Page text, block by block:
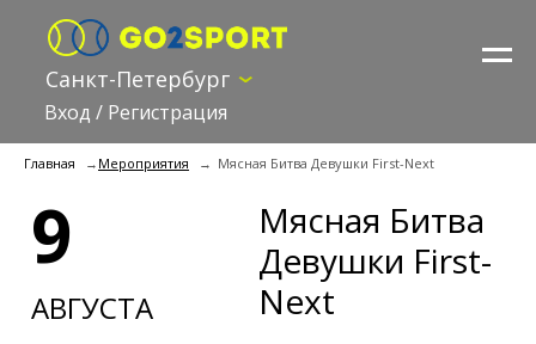
Санкт-Петербург
Вход / Регистрация
Главная Мероприятия Мясная Битва Девушки First-Next
9
АВГУСТА
Мясная Битва
Девушки First-
Next